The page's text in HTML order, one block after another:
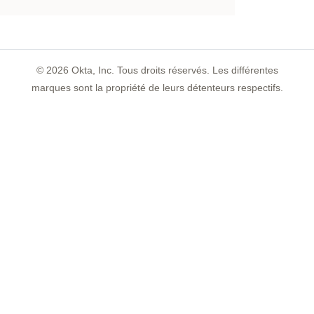
© 2026 Okta, Inc. Tous droits réservés. Les différentes
marques sont la propriété de leurs détenteurs respectifs.